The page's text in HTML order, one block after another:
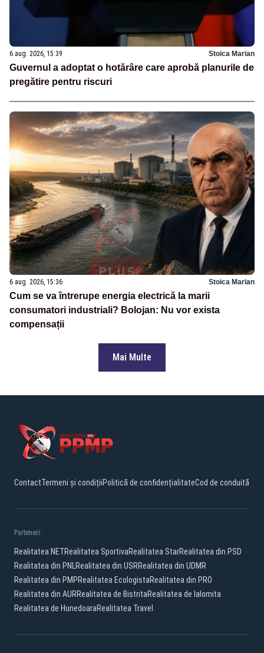
6 aug. 2026, 15:39 Stoica Marian
Guvernul a adoptat o hotărâre care aprobă planurile de
pregătire pentru riscuri
6 aug. 2026, 15:36 Stoica Marian
Cum se va întrerupe energia electrică la marii
consumatori industriali? Bolojan: Nu vor exista
compensații
Mai Multe
ContactTermeni și condițiiPolitică de confidențialitateCod de conduită
Parteneri:
Realitatea.NETRealitatea SportivaRealitatea StarRealitatea din PSD
Realitatea din PNLRealitatea din USRRealitatea din UDMR
Realitatea din PMPRealitatea EcologistaRealitatea din PRO
Realitatea din AURRealitatea de BistritaRealitatea de Ialomita
Realitatea de HunedoaraRealitatea Travel